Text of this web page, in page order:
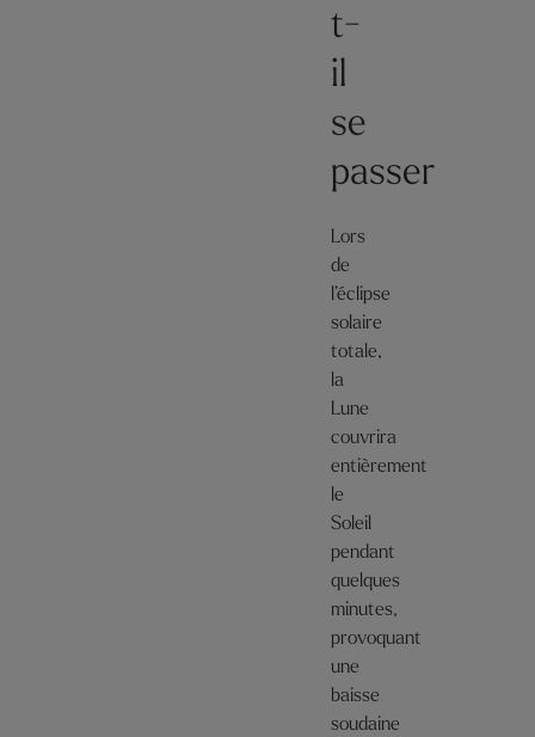
t-
il
se
passer
Lors
de
l’éclipse
solaire
totale,
la
Lune
couvrira
entièrement
le
Soleil
pendant
quelques
minutes,
provoquant
une
baisse
soudaine